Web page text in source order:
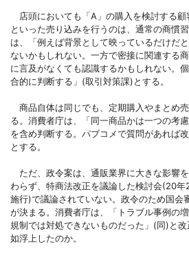
店頭においても「A」の購入を検討する顧
といった売り込みを行うのは、通常の商慣
は、「例えば背景として映っているだけだ
ないかもしれない。一方で密接に関連する
に言及がなくても認識するかもしれない。
合的に判断する」(取引対策課)とする。
商品自体は同じでも、定期購入やまとめ
る。消費者庁は、「同一商品かは一つの考
を含め判断する。パブコメで質問があれば
とする。
ただ、政令案は、通販業界に大きな影響
わらず、特商法改正を議論した検討会(20
施行)で議論されていない。政令のため国会
が決まる。消費者庁は、「トラブル事例の
規制では対処できないものだった」(同)と
如浮上したのか。